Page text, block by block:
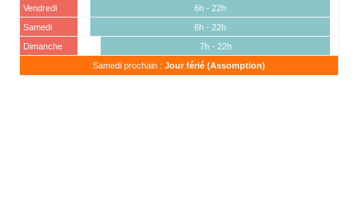
Vendredi
6h - 22h
Samedi
6h - 22h
Dimanche
7h - 22h
Samedi prochain : Jour férié (Assomption)